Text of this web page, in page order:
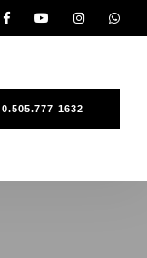
0.505.777 1632